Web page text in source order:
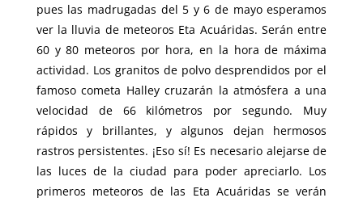
pues las madrugadas del 5 y 6 de mayo esperamos
ver la lluvia de meteoros Eta Acuáridas. Serán entre
60 y 80 meteoros por hora, en la hora de máxima
actividad. Los granitos de polvo desprendidos por el
famoso cometa Halley cruzarán la atmósfera a una
velocidad de 66 kilómetros por segundo. Muy
rápidos y brillantes, y algunos dejan hermosos
rastros persistentes. ¡Eso sí! Es necesario alejarse de
las luces de la ciudad para poder apreciarlo. Los
primeros meteoros de las Eta Acuáridas se verán